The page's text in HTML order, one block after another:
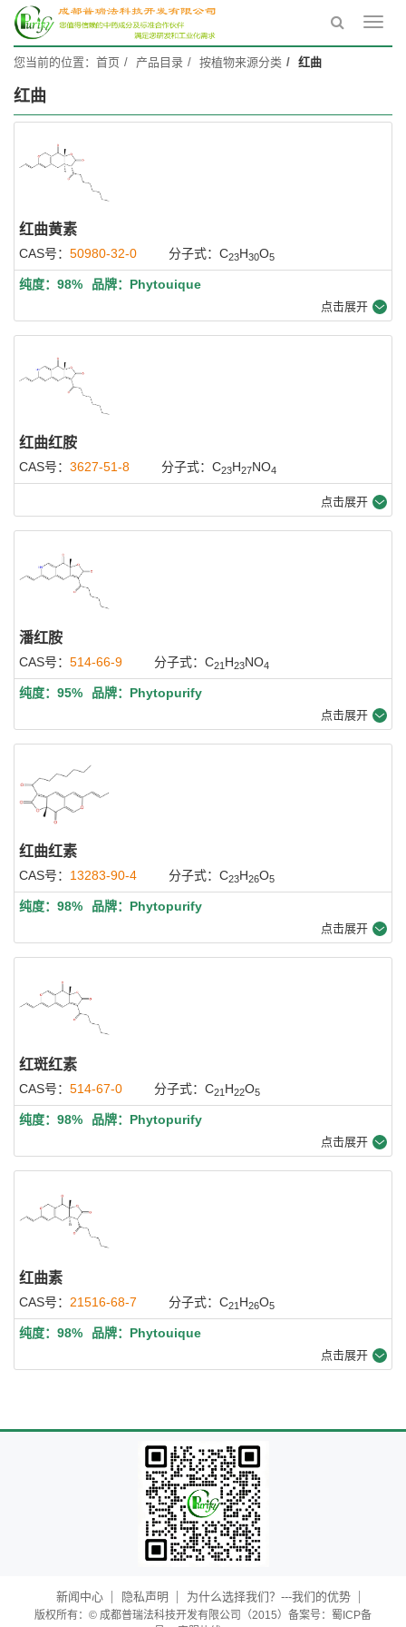
您当前的位置： 首页 产品目录 按植物来源分类 红曲
红曲
红曲黄素
CAS号： 50980-32-0 分子式：C23H30O5
纯度：98% 品牌：Phytouique
点击展开
红曲红胺
CAS号： 3627-51-8 分子式：C23H27NO4
点击展开
潘红胺
CAS号： 514-66-9 分子式：C21 H23NO4
纯度：95% 品牌：Phytopurify
点击展开
红曲红素
CAS号： 13283-90-4 分子式：C23H26O5
纯度：98% 品牌：Phytopurify
点击展开
红斑红素
CAS号： 514-67-0 分子式：C21 H22O5
纯度：98% 品牌：Phytopurify
点击展开
红曲素
CAS号： 21516-68-7 分子式：C21 H26O5
纯度：98% 品牌：Phytouique
点击展开
新闻中心 隐私声明 为什么选择我们？---我们的优势
版权所有：© 成都普瑞法科技开发有限公司（2015）备案号：蜀ICP备